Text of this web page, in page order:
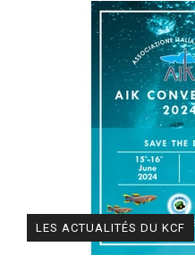
LES ACTUALITÉS DU KCF